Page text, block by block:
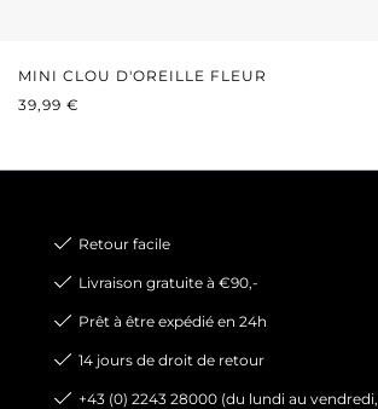
MINI CLOU D'OREILLE FLEUR
PRIX RÉGULIER :
39,99 €
Retour facile
Livraison gratuite à €90,-
Prêt à être expédié en 24h
14 jours de droit de retour
+43 (0) 2243 28000 (du lundi au vendredi,